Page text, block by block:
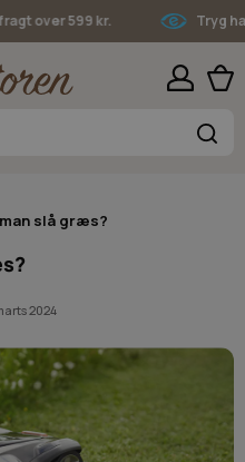
over 599 kr. Tryg
slå græs?
2024